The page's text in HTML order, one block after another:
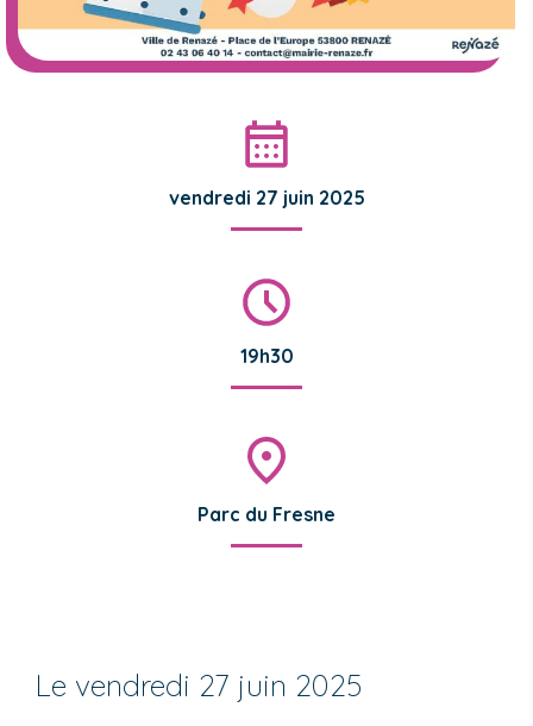
vendredi 27 juin 2025
19h30
Parc du Fresne
Le vendredi 27 juin 2025